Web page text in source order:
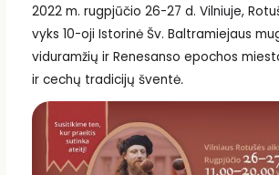
2022 m. rugpjūčio 26-27 d. Vilniuje,
vyks 10-oji Istorinė Šv. Baltramiejaus
viduramžių ir Renesanso epochos
ir cechų tradicijų šventė.